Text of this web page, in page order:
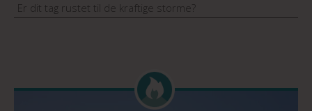
Er dit tag rustet til de kraftige storme?